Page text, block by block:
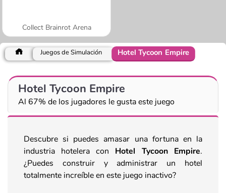
Collect Brainrot Arena
Juegos de Simulación Hotel Tycoon Empire
Hotel Tycoon Empire
Al 67% de los jugadores le gusta este juego
Descubre si puedes amasar una fortuna en la
industria hotelera con Hotel Tycoon Empire.
¿Puedes construir y administrar un hotel
totalmente increíble en este juego inactivo?